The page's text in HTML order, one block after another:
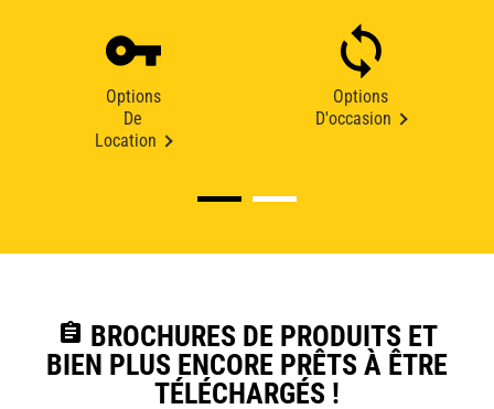
Options
De
Location
Options
D'occasion
assignment BROCHURES DE PRODUITS ET
BIEN PLUS ENCORE PRÊTS À ÊTRE
TÉLÉCHARGÉS !